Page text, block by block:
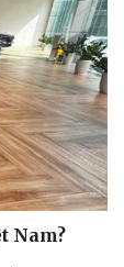
Nam?